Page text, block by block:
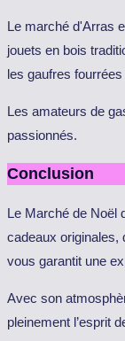
Le marché d'Arras
jouets en bois
les gaufres
Les amateurs de
passionnés.
Conclusion
Le Marché de Noël
cadeaux originales,
vous garantit une
Avec son
pleinement l’esprit